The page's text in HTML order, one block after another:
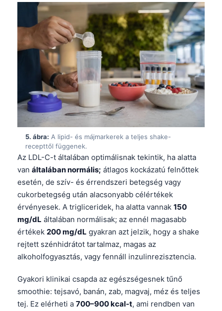
5. ábra: A lipid- és májmarkerek a teljes shake-
recepttől függenek.
Az LDL-C-t általában optimálisnak tekintik, ha alatta
van általában normális; átlagos kockázatú felnőttek
esetén, de szív- és érrendszeri betegség vagy
cukorbetegség után alacsonyabb célértékek
érvényesek. A trigliceridek, ha alatta vannak 150
mg/dL általában normálisak; az ennél magasabb
értékek 200 mg/dL gyakran azt jelzik, hogy a shake
rejtett szénhidrátot tartalmaz, magas az
alkoholfogyasztás, vagy fennáll inzulinrezisztencia.
Gyakori klinikai csapda az egészségesnek tűnő
smoothie: tejsavó, banán, zab, magvaj, méz és teljes
tej. Ez elérheti a 700–900 kcal-t, ami rendben van